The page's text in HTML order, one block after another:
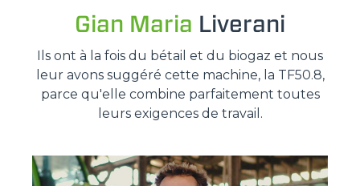
Gian Maria Liverani
Ils ont à la fois du bétail et du biogaz et nous
leur avons suggéré cette machine, la TF50.8,
parce qu'elle combine parfaitement toutes
leurs exigences de travail.